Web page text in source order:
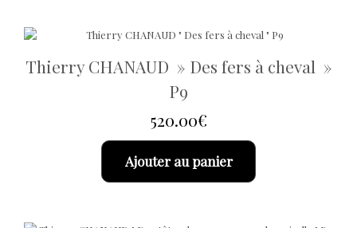
Thierry CHANAUD » Des fers à cheval »
P9
520.00€
Ajouter au panier